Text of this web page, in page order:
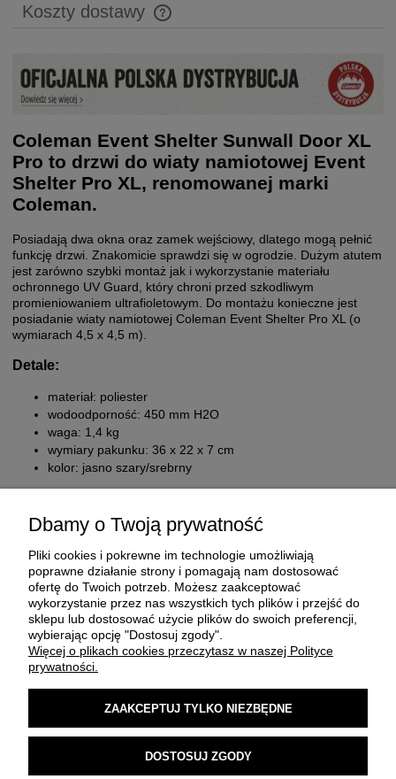
Koszty dostawy
Cena nie zawiera ewentualnych kosztów płatności
Coleman Event Shelter Sunwall Door XL
Pro to drzwi do wiaty namiotowej Event
Shelter Pro XL, renomowanej marki
Coleman.
Posiadają dwa okna oraz zamek wejściowy, dlatego mogą pełnić
funkcję drzwi. Znakomicie sprawdzi się w ogrodzie. Dużym atutem
jest zarówno szybki montaż jak i wykorzystanie materiału
ochronnego UV Guard, który chroni przed szkodliwym
promieniowaniem ultrafioletowym. Do montażu konieczne jest
posiadanie wiaty namiotowej Coleman Event Shelter Pro XL (o
wymiarach 4,5 x 4,5 m).
Detale:
materiał: poliester
wodoodporność: 450 mm H2O
waga: 1,4 kg
wymiary pakunku: 36 x 22 x 7 cm
kolor: jasno szary/srebrny
O FIRMIE
MOJE KONTO
Dbamy o Twoją prywatność
Pliki cookies i pokrewne im technologie umożliwiają
poprawne działanie strony i pomagają nam dostosować
ofertę do Twoich potrzeb. Możesz zaakceptować
wykorzystanie przez nas wszystkich tych plików i przejść do
sklepu lub dostosować użycie plików do swoich preferencji,
wybierając opcję "Dostosuj zgody".
Więcej o plikach cookies przeczytasz w naszej Polityce
prywatności.
ZAAKCEPTUJ TYLKO NIEZBĘDNE
DOSTOSUJ ZGODY